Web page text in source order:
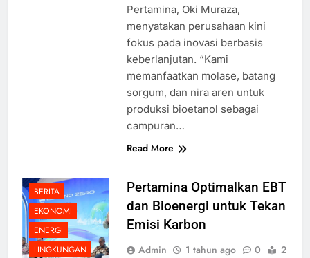
Pertamina, Oki Muraza,
menyatakan perusahaan kini
fokus pada inovasi berbasis
keberlanjutan. “Kami
memanfaatkan molase, batang
sorgum, dan nira aren untuk
produksi bioetanol sebagai
campuran…
Read More
BERITA
EKONOMI
ENERGI
LINGKUNGAN
Pertamina Optimalkan EBT
dan Bioenergi untuk Tekan
Emisi Karbon
Admin 1 tahun ago 0
2